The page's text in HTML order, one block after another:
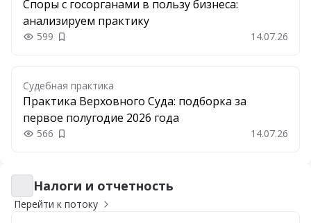
Споры с госорганами в пользу бизнеса:
анализируем практику
599 Добавить в закладки 14.07.26
Судебная практика
Практика Верховного Суда: подборка за
первое полугодие 2026 года
566 Добавить в закладки 14.07.26
Налоги и отчетность
Налоги и отчетность
Перейти к потоку